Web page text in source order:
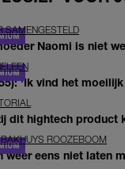
SAMENGESTELD
Naomi is niet
'Ik vind het
dit hightech product
ROOZEBOOM
weer eens niet laten